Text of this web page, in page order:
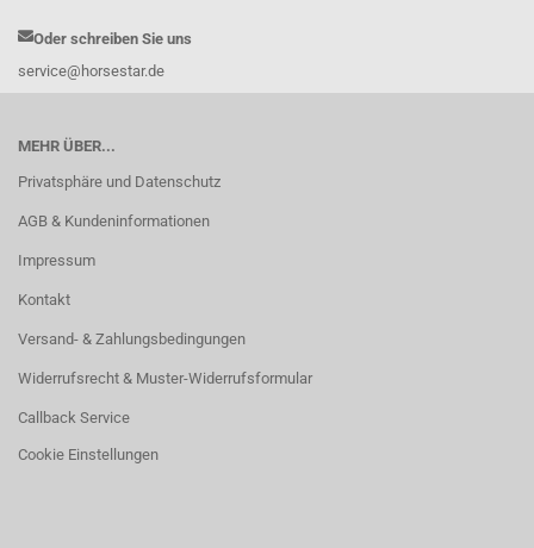
Oder schreiben Sie uns
service@horsestar.de
MEHR ÜBER...
Privatsphäre und Datenschutz
AGB & Kundeninformationen
Impressum
Kontakt
Versand- & Zahlungsbedingungen
Widerrufsrecht & Muster-Widerrufsformular
Callback Service
Cookie Einstellungen